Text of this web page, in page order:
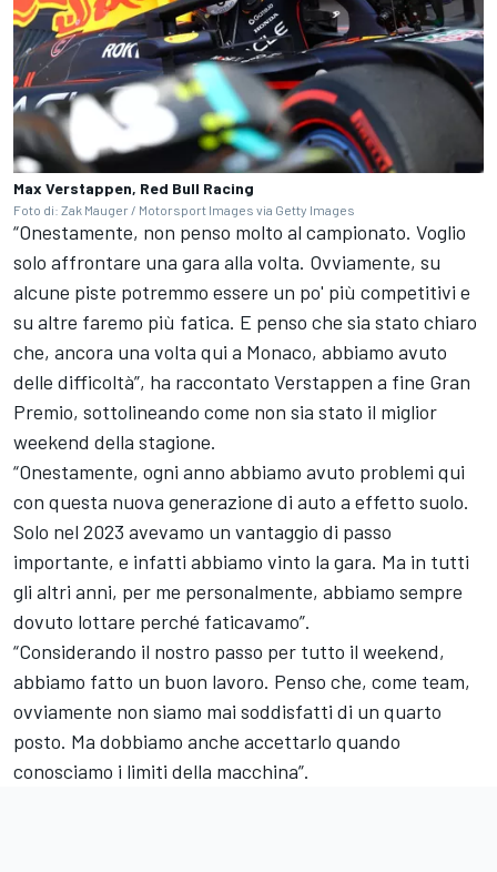
Max Verstappen, Red Bull Racing
Foto di: Zak Mauger / Motorsport Images via Getty Images
“Onestamente, non penso molto al campionato. Voglio
solo affrontare una gara alla volta. Ovviamente, su
alcune piste potremmo essere un po' più competitivi e
su altre faremo più fatica. E penso che sia stato chiaro
che, ancora una volta qui a Monaco, abbiamo avuto
delle difficoltà”, ha raccontato Verstappen a fine Gran
Premio, sottolineando come non sia stato il miglior
weekend della stagione.
“Onestamente, ogni anno abbiamo avuto problemi qui
con questa nuova generazione di auto a effetto suolo.
Solo nel 2023 avevamo un vantaggio di passo
importante, e infatti abbiamo vinto la gara. Ma in tutti
gli altri anni, per me personalmente, abbiamo sempre
dovuto lottare perché faticavamo”.
“Considerando il nostro passo per tutto il weekend,
abbiamo fatto un buon lavoro. Penso che, come team,
ovviamente non siamo mai soddisfatti di un quarto
posto. Ma dobbiamo anche accettarlo quando
conosciamo i limiti della macchina”.